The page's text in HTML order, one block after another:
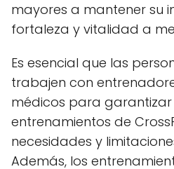
mayores a mantener su
fortaleza y vitalidad a
Es esencial que las
trabajen con
médicos para garantizar
entrenamientos de
necesidades y
Además, los